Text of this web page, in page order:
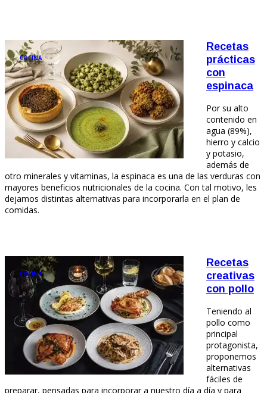
COCINA
Recetas
prácticas
con
espinaca
Por su alto
contenido en
agua (89%),
hierro y calcio
y potasio,
además de
otro minerales y vitaminas, la espinaca es una de las verduras con
mayores beneficios nutricionales de la cocina. Con tal motivo, les
dejamos distintas alternativas para incorporarla en el plan de
comidas.
COCINA
Recetas
creativas
con pollo
Teniendo al
pollo como
principal
protagonista,
proponemos
alternativas
fáciles de
preparar, pensadas para incorporar a nuestro día a día y para